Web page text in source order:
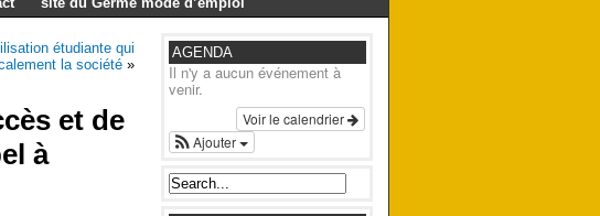
étudiante qui
la société »
et de
à
AGENDA
Il n'y a aucun événement à
venir.
Voir le calendrier
Ajouter